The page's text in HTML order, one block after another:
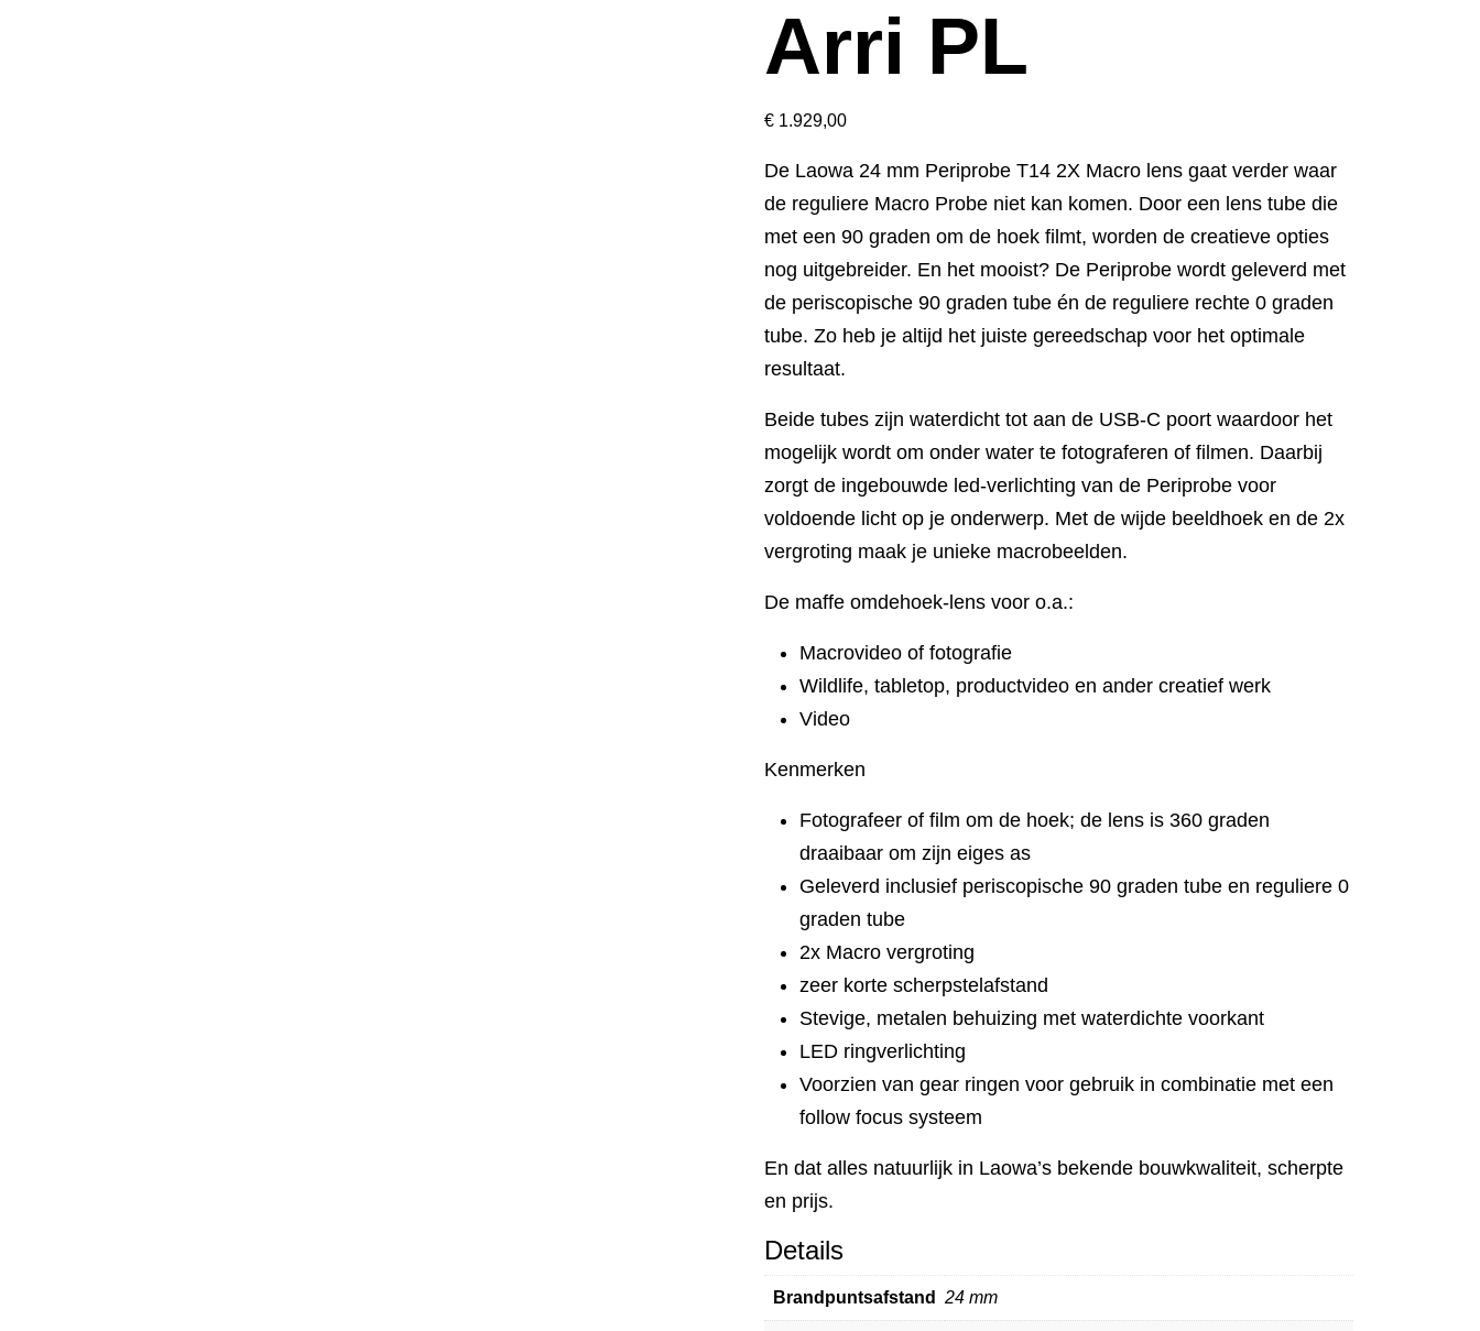
Arri PL
€ 1.929,00
De Laowa 24 mm Periprobe T14 2X Macro lens gaat verder waar
de reguliere Macro Probe niet kan komen. Door een lens tube die
met een 90 graden om de hoek filmt, worden de creatieve opties
nog uitgebreider. En het mooist? De Periprobe wordt geleverd met
de periscopische 90 graden tube én de reguliere rechte 0 graden
tube. Zo heb je altijd het juiste gereedschap voor het optimale
resultaat.
Beide tubes zijn waterdicht tot aan de USB-C poort waardoor het
mogelijk wordt om onder water te fotograferen of filmen. Daarbij
zorgt de ingebouwde led-verlichting van de Periprobe voor
voldoende licht op je onderwerp. Met de wijde beeldhoek en de 2x
vergroting maak je unieke macrobeelden.
De maffe omdehoek-lens voor o.a.:
Macrovideo of fotografie
Wildlife, tabletop, productvideo en ander creatief werk
Video
Kenmerken
Fotografeer of film om de hoek; de lens is 360 graden
draaibaar om zijn eiges as
Geleverd inclusief periscopische 90 graden tube en reguliere 0
graden tube
2x Macro vergroting
zeer korte scherpstelafstand
Stevige, metalen behuizing met waterdichte voorkant
LED ringverlichting
Voorzien van gear ringen voor gebruik in combinatie met een
follow focus systeem
En dat alles natuurlijk in Laowa’s bekende bouwkwaliteit, scherpte
en prijs.
Details
Brandpuntsafstand 24 mm